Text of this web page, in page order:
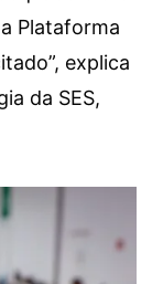
Plataforma
explica
da SES,